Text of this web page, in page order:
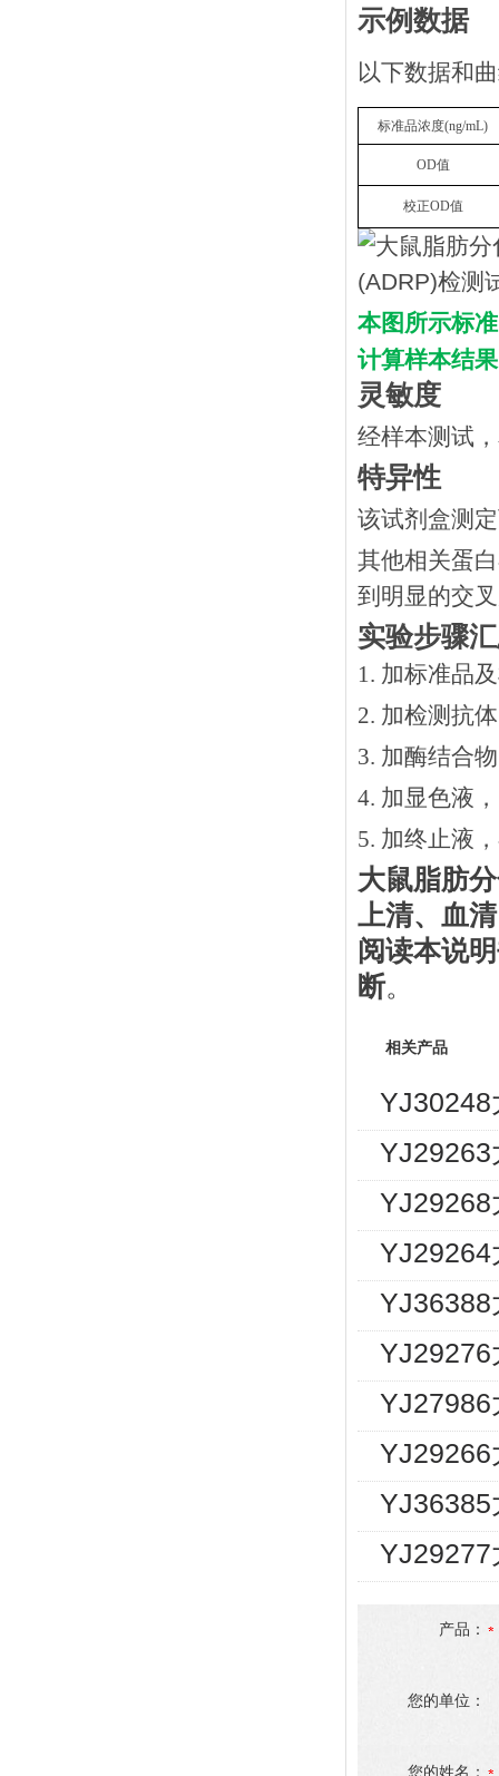
示例数据
以下数据和
标准品浓度(ng/mL)
OD值
校正OD值
本图所示标
计算样本结果
灵敏度
经样本测试
特异性
该试剂盒测
其他相关蛋
到明显的交
实验步骤
1. 加标准品
2. 加检测抗
3. 加酶结合
4. 加显色液
5. 加终止液
大鼠脂肪
上清、血
阅读本说
断。
相关产品
YJ30248
YJ29263
YJ29268
YJ29264
YJ36388
YJ29276
YJ27986
YJ29266
YJ36385
YJ29277
产品：
您的单位：
您的姓名：